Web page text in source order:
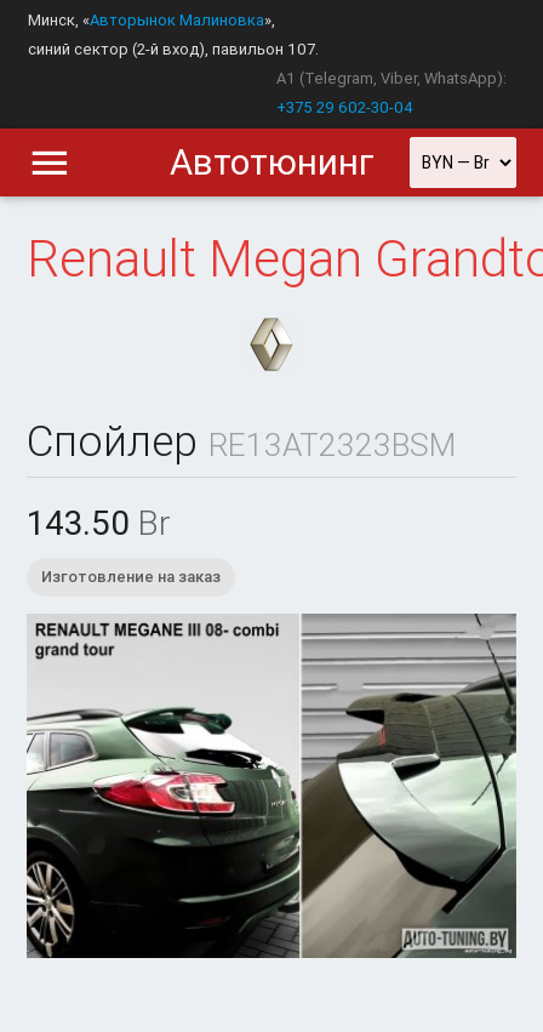
Минск, «Авторынок Малиновка»,
синий сектор (2-й вход), павильон 107.
A1 (Telegram, Viber, WhatsApp):
+375 29 602-30-04
Автотюнинг
Renault Megan
Спойлер RE13AT2323BSM
143.50 Br
Изготовление на заказ